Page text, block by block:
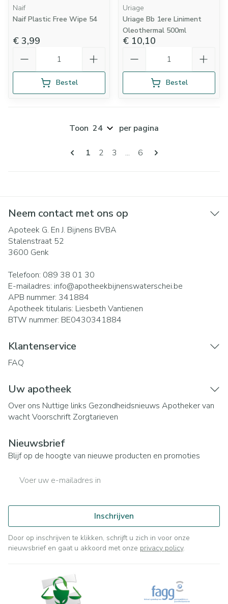
Naif
Naif Plastic Free Wipe 54
€ 3,99
Bestel
Uriage
Uriage Bb 1ere Liniment
Oleothermal 500ml
€ 10,10
Bestel
Pagina's
U lees momenteel pagina
1 Pagina
2 Pagina
3 ... Pagina
6
Toon per pagina
Neem contact met ons op
Apoteek G. En J. Bijnens BVBA
Stalenstraat 52
3600 Genk
Telefoon: 089 38 01 30
E-mailadres: info@apotheekbijnenswaterschei.be
APB nummer: 341884
Apotheek titularis: Liesbeth Vantienen
BTW nummer: BE0430341884
Klantenservice
FAQ
Uw apotheek
Over ons Nuttige links Gezondheidsnieuws Apotheker van
wachtVoorschrift Zorgtarieven
Nieuwsbrief
Blijf op de hoogte van nieuwe producten en promoties
Inschrijven
Door op inschrijven te klikken, schrijft u zich in voor onze
nieuwsbrief en gaat u akkoord met onze privacy policy.